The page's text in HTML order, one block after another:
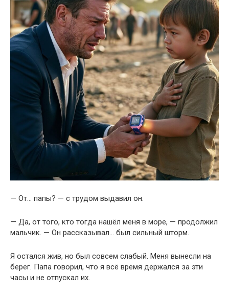
— От… папы? — с трудом выдавил он.
— Да, от того, кто тогда нашёл меня в море, — продолжил
мальчик. — Он рассказывал… был сильный шторм.
Я остался жив, но был совсем слабый. Меня вынесли на
берег. Папа говорил, что я всё время держался за эти
часы и не отпускал их.